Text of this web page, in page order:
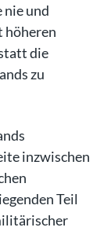
und
höheren
die
zu
inzwischen
Teil